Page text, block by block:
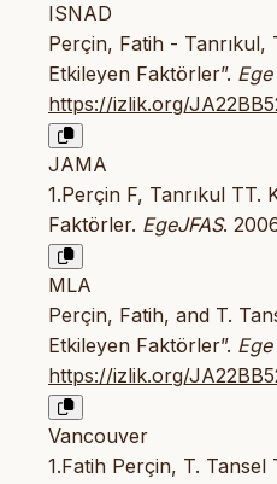
ISNAD
Perçin, Fatih - Tanrıkul,
Etkileyen Faktörler”.
https://izlik.org/
JAMA
1.Perçin F, Tanrıkul TT.
Faktörler. EgeJFAS.
MLA
Perçin, Fatih, and T.
Etkileyen Faktörler”.
https://izlik.org/
Vancouver
1.Fatih Perçin, T. Tansel